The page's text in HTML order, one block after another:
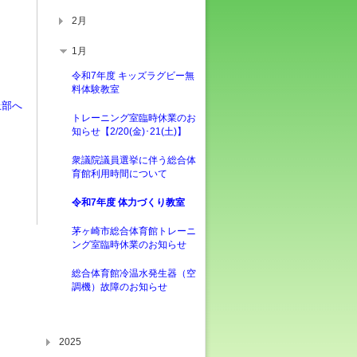
へ
2月
1月
令和7年度 キッズラグビー無
料体験教室
トレーニング室臨時休業のお
知らせ【2/20(金)･21(土)】
衆議院議員選挙に伴う総合体
育館利用時間について
令和7年度 体力づくり教室
茅ヶ崎市総合体育館トレーニ
ング室臨時休業のお知らせ
総合体育館冷温水発生器（空
調機）故障のお知らせ
2025